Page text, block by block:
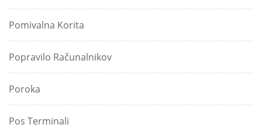
Pomivalna Korita
Popravilo Računalnikov
Poroka
Pos Terminali